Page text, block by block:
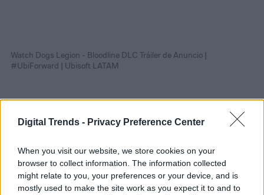
Digital Trends - Privacy Preference Center
When you visit our website, we store cookies on your
browser to collect information. The information collected
might relate to you, your preferences or your device, and is
mostly used to make the site work as you expect it to and to
Watch Dogs Legion - Bloodline DLC Tráiler de Anuncio |
#UbiForward | Ubisoft LATAM